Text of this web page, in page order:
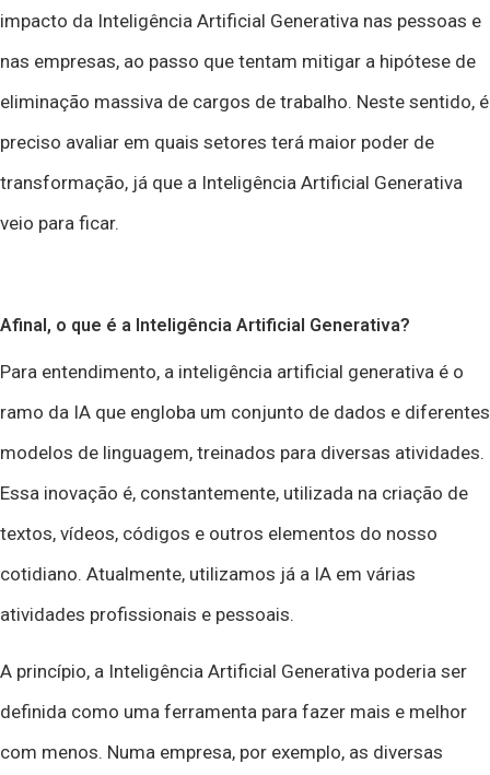
impacto da Inteligência Artificial Generativa nas pessoas e
nas empresas, ao passo que tentam mitigar a hipótese de
eliminação massiva de cargos de trabalho. Neste sentido, é
preciso avaliar em quais setores terá maior poder de
transformação, já que a Inteligência Artificial Generativa
veio para ficar.
Afinal, o que é a Inteligência Artificial Generativa?
Para entendimento, a inteligência artificial generativa é o
ramo da IA que engloba um conjunto de dados e diferentes
modelos de linguagem, treinados para diversas atividades.
Essa inovação é, constantemente, utilizada na criação de
textos, vídeos, códigos e outros elementos do nosso
cotidiano. Atualmente, utilizamos já a IA em várias
atividades profissionais e pessoais.
A princípio, a Inteligência Artificial Generativa poderia ser
definida como uma ferramenta para fazer mais e melhor
com menos. Numa empresa, por exemplo, as diversas